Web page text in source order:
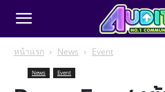
หน้าแรก News Event
News Event